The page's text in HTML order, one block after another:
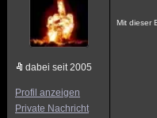
dabei seit 2005
Profil anzeigen
Private Nachricht
Mit dieser